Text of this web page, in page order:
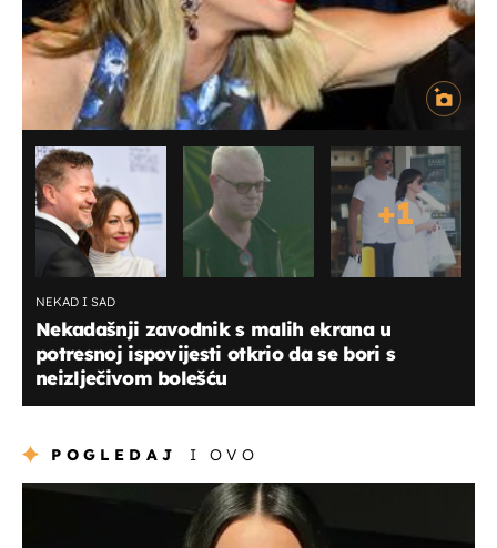
+1
NEKAD I SAD
Nekadašnji zavodnik s malih ekrana u
potresnoj ispovijesti otkrio da se bori s
neizlječivom bolešću
POGLEDAJ I OVO